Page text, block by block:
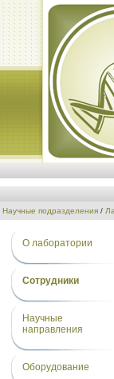
Научные подразделения /
О лаборатории
Сотрудники
Научные
направления
Оборудование